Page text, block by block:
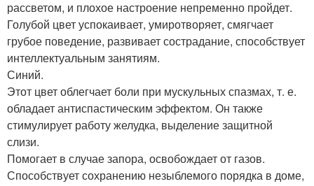
рассветом, и плохое настроение непременно пройдет.
Голубой цвет успокаивает, умиротворяет, смягчает
грубое поведение, развивает сострадание, способствует
интеллектуальным занятиям.
Синий.
Этот цвет облегчает боли при мускульных спазмах, т. е.
обладает антиспастическим эффектом. Он также
стимулирует работу желудка, выделение защитной
слизи.
Помогает в случае запора, освобождает от газов.
Способствует сохранению незыблемого порядка в доме,